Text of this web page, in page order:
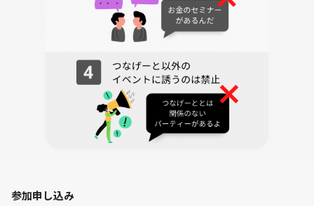
落語をまだ知らない方にも楽しんでもらえるよう、
気軽に参加しやすい雰囲気で開催予定です☺️
また、落語好きの方にとっても、
現在二つ目として高座を重ねる噺家さんと近い距離で交流できる機会と
して、楽しんでいただければと思います✨
♦️ 主催者プロフィール② ♦️
⭐️趣味：野球観戦⚾️ サウナ♨️ ゴルフ⛳️ Mr.Children♬
参加申し込み